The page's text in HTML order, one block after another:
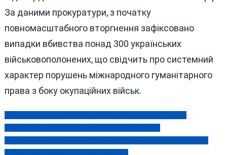
За даними прокуратури, з початку
повномасштабного вторгнення зафіксовано
випадки вбивства понад 300 українських
військовополонених, що свідчить про системний
характер порушень міжнародного гуманітарного
права з боку окупаційних військ.
Навігація
записів